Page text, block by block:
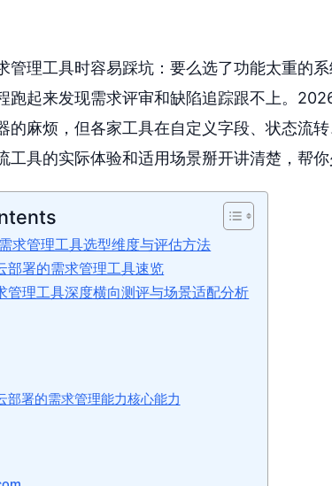
管理工具时容易踩坑：要么选了功能太重的
跑起来发现需求评审和缺陷追踪跟不上。
的麻烦，但各家工具在自定义字段、状态流
工具的实际体验和适用场景掰开讲清楚，帮你
求管理工具选型维度与评估方法
部署的需求管理工具速览
管理工具深度横向测评与场景适配分析
部署的需求管理能力核心能力